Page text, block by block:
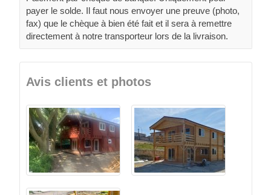
payer le solde. Il faut nous envoyer une preuve (photo,
fax) que le chèque à bien été fait et il sera à remettre
directement à notre transporteur lors de la livraison.
Avis clients et photos